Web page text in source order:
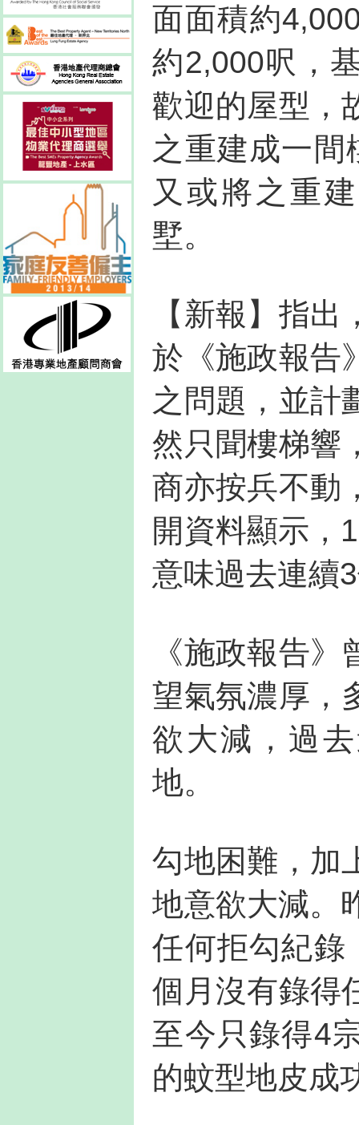
面面積約
約2,000呎，
歡迎的屋型，
之重建成一間
又或將之重
墅。
【新報】指
於《施政報告
之問題，並計
然只聞樓梯響
商亦按兵不動
開資料顯示，
意味過去連續
《施政報告
望氣氛濃厚，
欲大減，過
地。
勾地困難，加
地意欲大減。
任何拒勾紀錄
個月沒有錄得
至今只錄得4
的蚊型地皮成